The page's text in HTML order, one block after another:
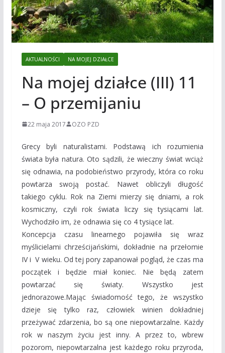
AKTUALNOŚCI NA MOJEJ DZIAŁCE
Na mojej działce (III) 11
– O przemijaniu
22 maja 2017 OZO PZD
Grecy byli naturalistami. Podstawą ich rozumienia
świata była natura. Oto sądzili, że wieczny świat wciąż
się odnawia, na podobieństwo przyrody, która co roku
powtarza swoją postać. Nawet obliczyli długość
takiego cyklu. Rok na Ziemi mierzy się dniami, a rok
kosmiczny, czyli rok świata liczy się tysiącami lat.
Wychodziło im, że odnawia się co 4 tysiące lat.
Koncepcja czasu linearnego pojawiła się wraz
myślicielami chrześcijańskimi, dokładnie na przełomie
IV i V wieku. Od tej pory zapanował pogląd, że czas ma
początek i będzie miał koniec. Nie będą zatem
powtarzać się światy. Wszystko jest
jednorazowe.Mając świadomość tego, że wszystko
dzieje się tylko raz, człowiek winien dokładniej
przeżywać zdarzenia, bo są one niepowtarzalne. Każdy
rok w naszym życiu jest inny. A przez to, wbrew
pozorom, niepowtarzalna jest każdego roku przyroda,